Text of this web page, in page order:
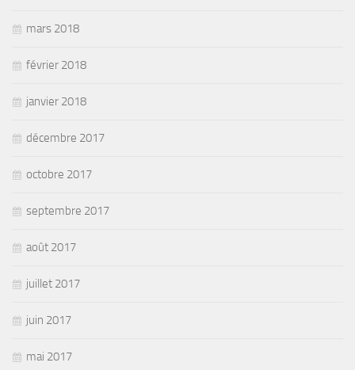
mars 2018
février 2018
janvier 2018
décembre 2017
octobre 2017
septembre 2017
août 2017
juillet 2017
juin 2017
mai 2017